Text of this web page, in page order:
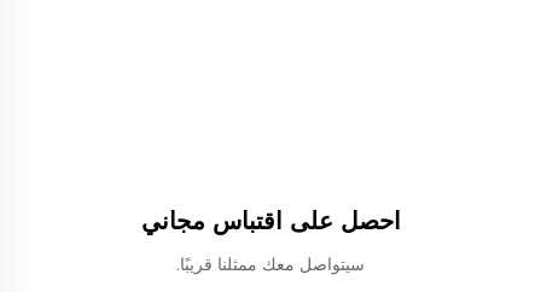
احصل على اقتباس مجاني
سيتواصل معك ممثلنا قريبًا.